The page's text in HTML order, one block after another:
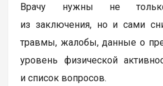
Врачу нужны не
из заключения, но и сами
травмы, жалобы, данные о
уровень физической
и список вопросов.